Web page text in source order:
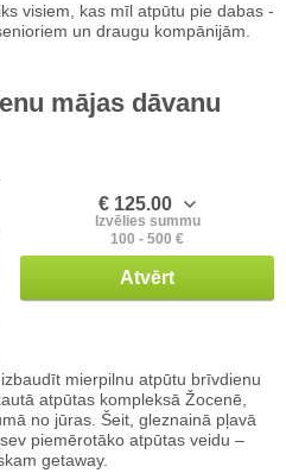
visiem, kas mīl atpūtu pie dabas -
un draugu kompānijām.
mājas dāvanu
€ 125.00
Izvēlies summu
100 - 500 €
Atvērt
mierpilnu atpūtu brīvdienu
atpūtas kompleksā Žocenē,
no jūras. Šeit, gleznainā pļavā
piemērotāko atpūtas veidu –
getaway.